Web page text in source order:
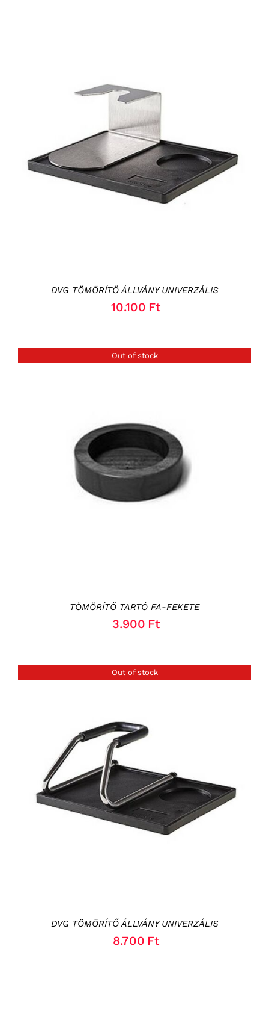
KOSÁRBA TESZEM / RÉSZLETEK
DVG TÖMÖRÍTŐ ÁLLVÁNY UNIVERZÁLIS
10.100 Ft
Out of stock
RÉSZLETEK
TÖMÖRÍTŐ TARTÓ FA-FEKETE
3.900 Ft
Out of stock
RÉSZLETEK
DVG TÖMÖRÍTŐ ÁLLVÁNY UNIVERZÁLIS
8.700 Ft